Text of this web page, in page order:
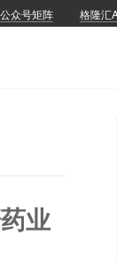
众号矩阵 格隆汇
业